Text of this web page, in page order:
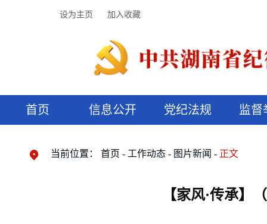
设为主页 加入收藏
首页 信息公开 党纪法规 监督
当前位置： 首页 工作动态 图片新闻 正文
【家风·传承】